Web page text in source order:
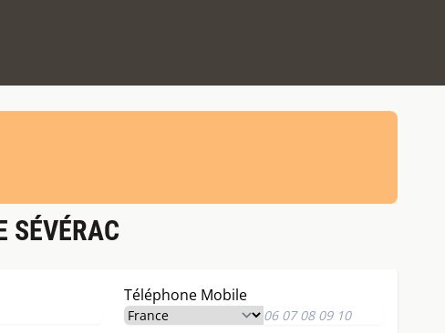
SÉVÉRAC
Téléphone Mobile